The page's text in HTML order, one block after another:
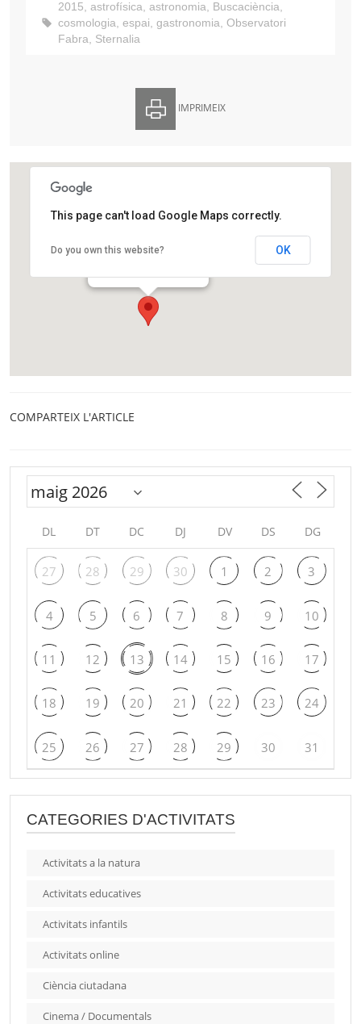
2015, astrofísica, astronomia, Buscaciència,
cosmologia, espai, gastronomia, Observatori
Fabra, Sternalia
IMPRIMEIX
Observatori Fabra
Camí de l'Observatori, s/n
This page can't load Google Maps correctly.
Do you own this website? OK
COMPARTEIX L'ARTICLE
DL DT DC DJ DV DS DG
27 28 29 30 1 2 3
4 5 6 7 8 9 10
11 12 13 14 15 16 17
18 19 20 21 22 23 24
25 26 27 28 29 30 31
CATEGORIES D'ACTIVITATS
Activitats a la natura
Activitats educatives
Activitats infantils
Activitats online
Ciència ciutadana
Cinema / Documentals